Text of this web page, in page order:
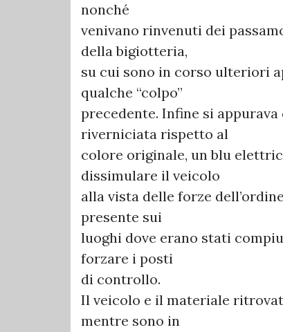
nonché
venivano rinvenuti dei
della bigiotteria,
su cui sono in corso ulteriori
qualche “colpo”
precedente. Infine si
riverniciata rispetto al
colore originale, un blu
dissimulare il veicolo
alla vista delle forze
presente sui
luoghi dove erano stati
forzare i posti
di controllo.
Il veicolo e il materiale
mentre sono in